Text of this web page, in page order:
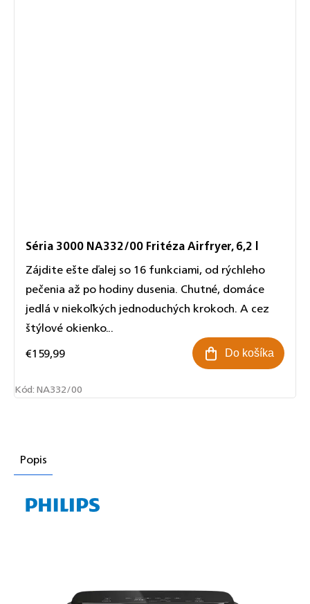
Séria 3000 NA332/00 Fritéza Airfryer, 6,2 l
€159,99 Do košíka
Zájdite ešte ďalej so 16 funkciami, od rýchleho
pečenia až po hodiny dusenia. Chutné, domáce
jedlá v niekoľkých jednoduchých krokoch. A cez
štýlové okienko...
Kód:NA332/00
Popis